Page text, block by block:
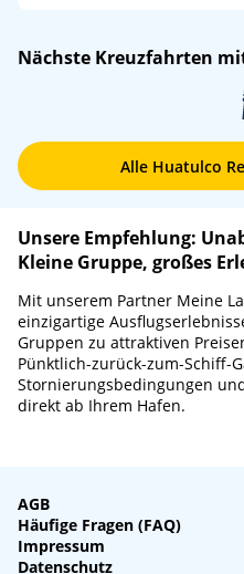
Nächste Kreuzfahrten
Alle Huatulco
Unsere Empfehlung:
Kleine Gruppe, großes
Mit unserem Partner Meine
einzigartige
Gruppen zu attraktiven
Pünktlich-zurück-zum-Schiff-
Stornierungsbedingungen
direkt ab Ihrem Hafen.
AGB
Häufige Fragen (FAQ)
Impressum
Datenschutz